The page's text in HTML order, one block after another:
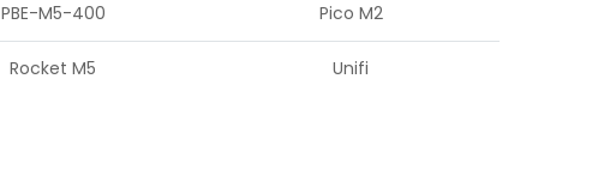
PBE-M5-400 Pico M2
Rocket M5 Unifi